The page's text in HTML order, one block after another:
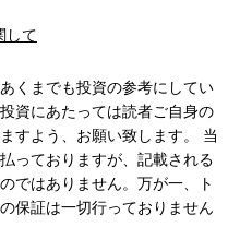
して
くまでも投資の参考にしてい
資にあたっては読者ご自身の
すよう、お願い致します。 当
っておりますが、記載される
ではありません。万が一、ト
保証は一切行っておりません